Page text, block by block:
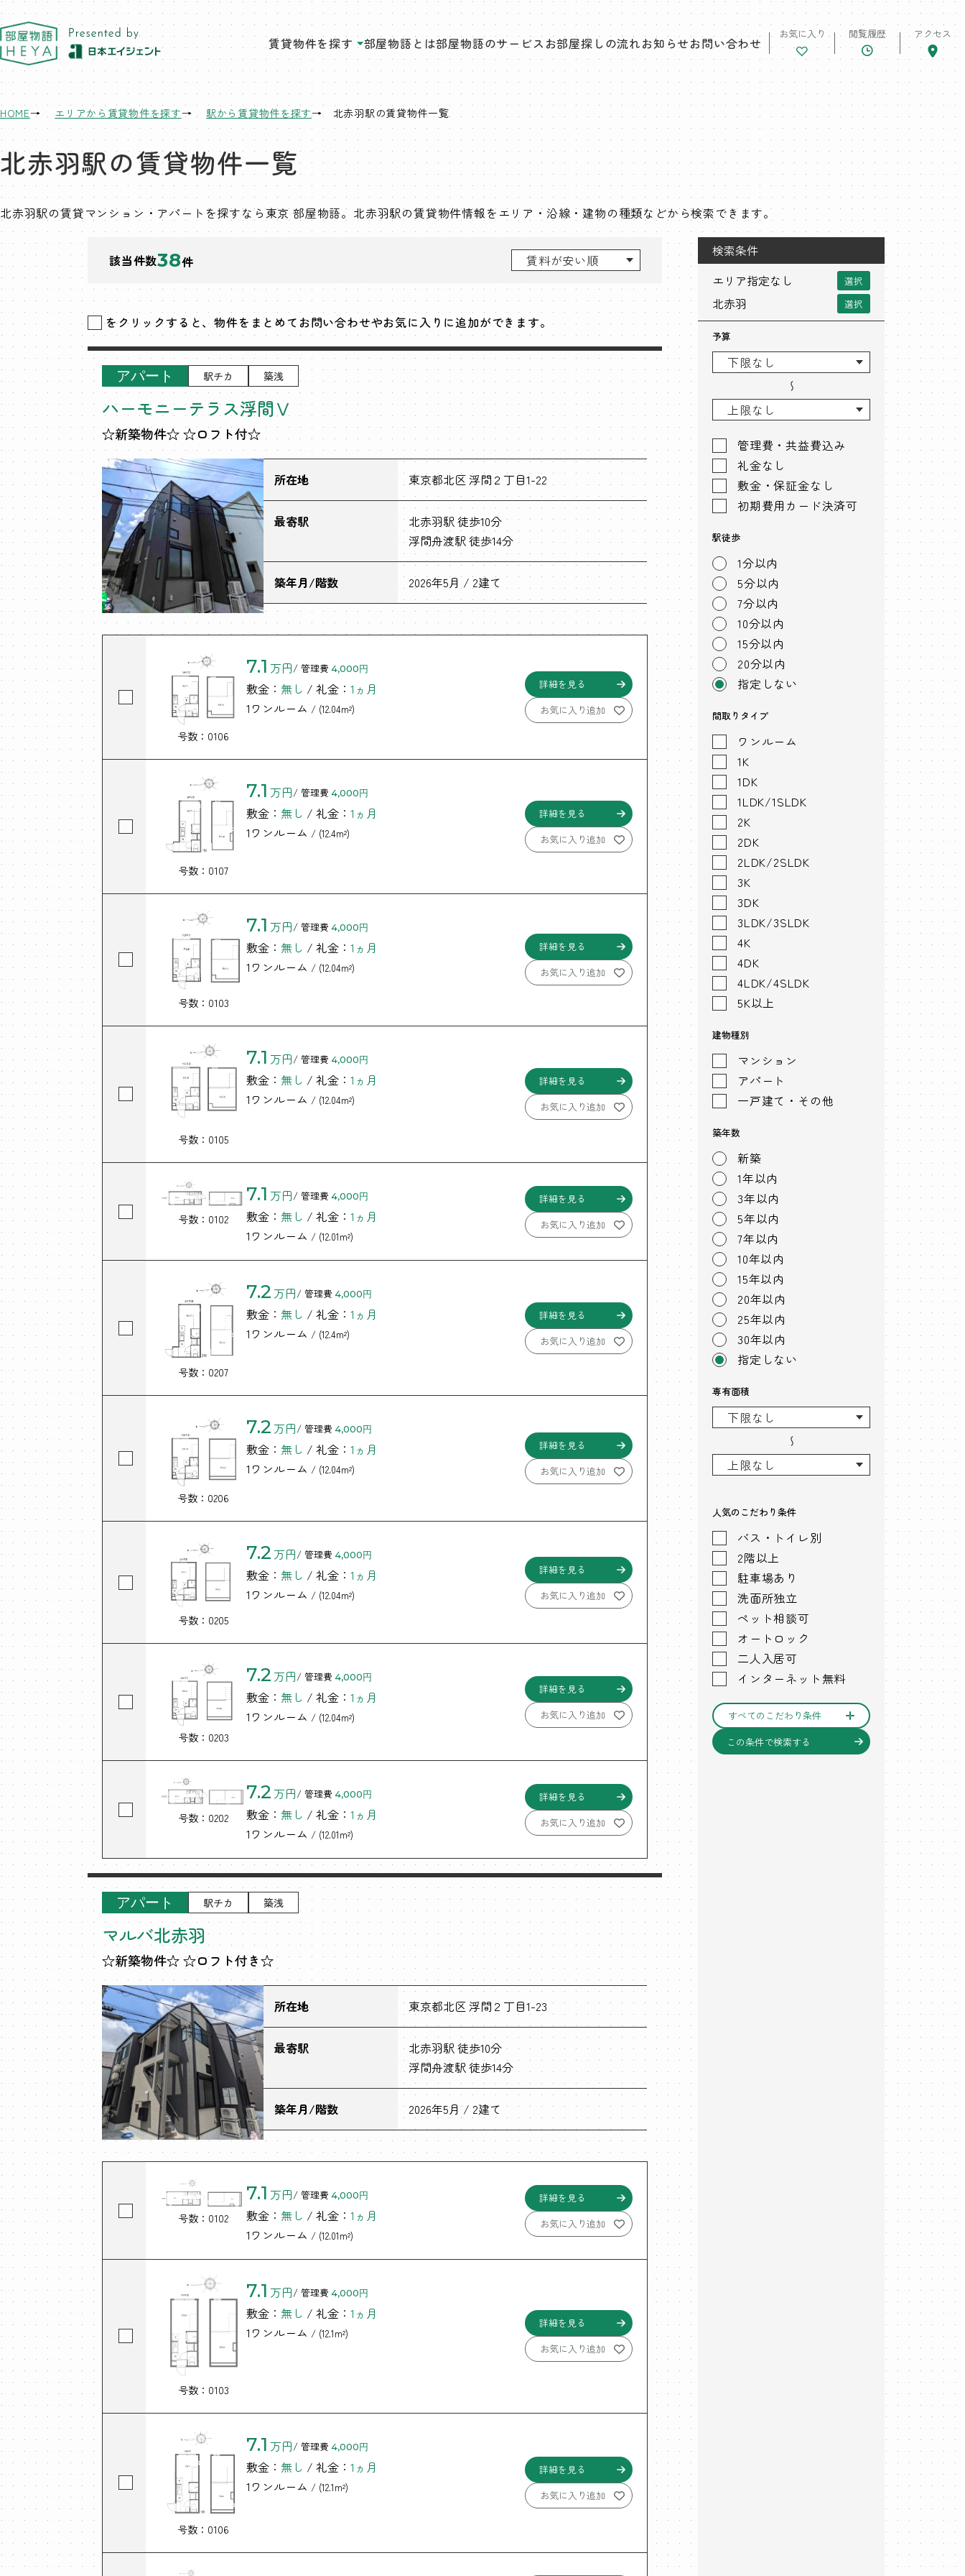
東京 部屋物語
賃貸物件を探す 部屋物語とは部屋物語のサービス お部屋探しの流れお知らせお問い合わせ
お気に入り 閲覧履歴 アクセス
HOME エリアから賃貸物件を探す 駅から賃貸物件を探す 北赤羽駅の賃貸物件一覧
北赤羽駅の賃貸物件一覧
北赤羽駅の賃貸マンション・アパートを探すなら東京 部屋物語。北赤羽駅の賃貸物件情報をエリア・沿線・建物の種類などから検索できます。
該当件数38件
をクリックすると、物件をまとめてお問い合わせやお気に入りに追加ができます。
アパート 駅チカ 築浅
ハーモニーテラス浮間Ⅴ
☆新築物件☆ ☆ロフト付☆
所在地 東京都北区 浮間２丁目1-22
最寄駅
北赤羽駅 徒歩10分
浮間舟渡駅 徒歩14分
築年月/階数 2026年5月 / 2建て
号数：0106
7.1 万円/ 管理費 4,000円
敷金： 無し / 礼金： 1ヵ月
1ワンルーム / (12.04m²)
詳細を見る
お気に入り追加
号数：0107
7.1 万円/ 管理費 4,000円
敷金： 無し / 礼金： 1ヵ月
1ワンルーム / (12.4m²)
詳細を見る
お気に入り追加
号数：0103
7.1 万円/ 管理費 4,000円
敷金： 無し / 礼金： 1ヵ月
1ワンルーム / (12.04m²)
詳細を見る
お気に入り追加
号数：0105
7.1 万円/ 管理費 4,000円
敷金： 無し / 礼金： 1ヵ月
1ワンルーム / (12.04m²)
詳細を見る
お気に入り追加
号数：0102
7.1 万円/ 管理費 4,000円
敷金： 無し / 礼金： 1ヵ月
1ワンルーム / (12.01m²)
詳細を見る
お気に入り追加
号数：0207
7.2 万円/ 管理費 4,000円
敷金： 無し / 礼金： 1ヵ月
1ワンルーム / (12.4m²)
詳細を見る
お気に入り追加
号数：0206
7.2 万円/ 管理費 4,000円
敷金： 無し / 礼金： 1ヵ月
1ワンルーム / (12.04m²)
詳細を見る
お気に入り追加
号数：0205
7.2 万円/ 管理費 4,000円
敷金： 無し / 礼金： 1ヵ月
1ワンルーム / (12.04m²)
詳細を見る
お気に入り追加
号数：0203
7.2 万円/ 管理費 4,000円
敷金： 無し / 礼金： 1ヵ月
1ワンルーム / (12.04m²)
詳細を見る
お気に入り追加
号数：0202
7.2 万円/ 管理費 4,000円
敷金： 無し / 礼金： 1ヵ月
1ワンルーム / (12.01m²)
詳細を見る
お気に入り追加
アパート 駅チカ 築浅
マルバ北赤羽
☆新築物件☆ ☆ロフト付き☆
所在地 東京都北区 浮間２丁目1-23
最寄駅
北赤羽駅 徒歩10分
浮間舟渡駅 徒歩14分
築年月/階数 2026年5月 / 2建て
号数：0102
7.1 万円/ 管理費 4,000円
敷金： 無し / 礼金： 1ヵ月
1ワンルーム / (12.01m²)
詳細を見る
お気に入り追加
号数：0103
7.1 万円/ 管理費 4,000円
敷金： 無し / 礼金： 1ヵ月
1ワンルーム / (12.1m²)
詳細を見る
お気に入り追加
号数：0106
7.1 万円/ 管理費 4,000円
敷金： 無し / 礼金： 1ヵ月
1ワンルーム / (12.1m²)
詳細を見る
お気に入り追加
検索条件
エリア指定なし
選択
北赤羽 選択
予算
〜
管理費・共益費込み
礼金なし
敷金・保証金なし
初期費用カード決済可
駅徒歩
1分以内
5分以内
7分以内
10分以内
15分以内
20分以内
指定しない
間取りタイプ
ワンルーム
1K
1DK
1LDK/1SLDK
2K
2DK
2LDK/2SLDK
3K
3DK
3LDK/3SLDK
4K
4DK
4LDK/4SLDK
5K以上
建物種別
マンション
アパート
一戸建て・その他
築年数
新築
1年以内
3年以内
5年以内
7年以内
10年以内
15年以内
20年以内
25年以内
30年以内
指定しない
専有面積
〜
人気のこだわり条件
バス・トイレ別
2階以上
駐車場あり
洗面所独立
ペット相談可
オートロック
二人入居可
インターネット無料
すべてのこだわり条件
この条件で検索する